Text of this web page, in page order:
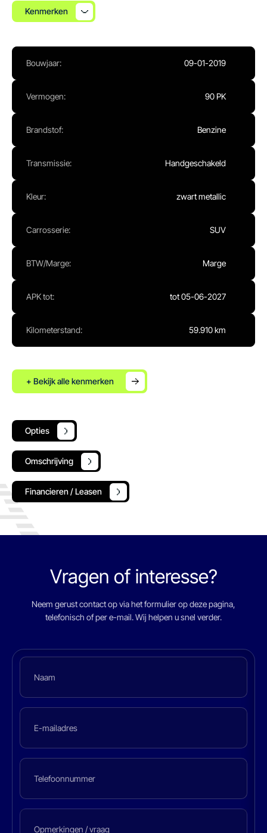
Openingstijden werkplaats
Gesloten
Kenmerken
Bouwjaar: 09-01-2019
Vermogen: 90 PK
Brandstof: Benzine
Transmissie: Handgeschakeld
Kleur: zwart metallic
Carrosserie: SUV
BTW/Marge: Marge
APK tot: tot 05-06-2027
Kilometerstand: 59.910 km
+ Bekijk alle kenmerken
Opties
Omschrijving
Financieren / Leasen
Vragen of interesse?
Neem gerust contact op via het formulier op deze pagina,
telefonisch of per e-mail. Wij helpen u snel verder.